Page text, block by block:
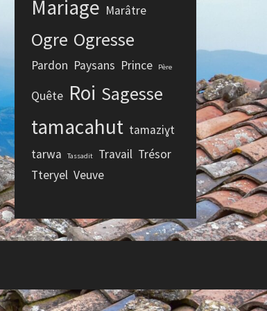
Mariage Marâtre
Ogre Ogresse
Pardon Paysans Prince Père
Quête Roi Sagesse
tamacahut tamaziɣt
tarwa
Tassadit Travail Trésor
Tteryel Veuve